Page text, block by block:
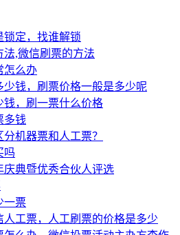
锁定，找谁解锁
,微信刷票的方法
怎么办
少钱，刷票价格一般是多少呢
钱，刷一票什么价格
多钱
机器票和人工票？
吗
庆典暨优秀合伙人评选
一票
人工票，人工刷票的价格是多少